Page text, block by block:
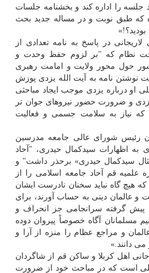
جلسه را اداره کند و بخشنامه جلسات
که طبق نوبت و در مساله جدید بحث
۱۳ شهریور ۹۸ آملی لاریجانی در پاسخ به نامه تعدادی از
نظام که "بر لزوم حفظ وحدت و
حول محور ولایت و امامت رهبری
نوشتن نامه به آیت الله یزدی پوزش
او درباره یزدی موجب ایجاد مباحثی
و ضرورت حضور نیروهای جوان تر
که نیاز به سلامت جسمی و فعالیت
بعنوان رئیس شورای عالی جامعه مدرسین
به اظهارات سیدکمال حیدری، "آحاد
سیدکمال حیدری» برحذر داشت" و
قم آحاد جامعه اسلامی را از
هیچ گاه نباید سخنان نادرست ایشان
و عالمان دینی به حساب آورند، برای
پیش گرفته سرانجامی جز انحراف و
مسلمانان آگاه خصوصاً پیروان دوده
و مراجع عظام را منزه از آرا و
می دانند.»
اهل کربلا و ساکن قم از شاگردان
است که در مباحث خود از ضرورت